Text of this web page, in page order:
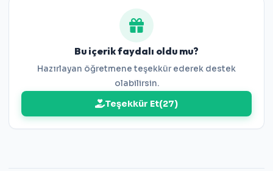
Bu içerik faydalı oldu mu?
Hazırlayan öğretmene teşekkür ederek destek
olabilirsin.
Teşekkür Et(27)